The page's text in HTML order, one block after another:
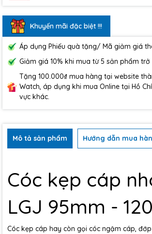
Khuyến mãi đặc biệt !!!
Áp dụng Phiếu quà tặng/ Mã giảm giá
Giảm giá 10% khi mua từ 5 sản phẩm trở
Tặng 100.000₫ mua hàng tại website
Watch, áp dụng khi mua Online tại Hồ
vực khác.
Mô tả sản phẩm Hướng dẫn mua
Cóc kẹp cáp
LGJ 95mm -
Cóc kẹp cáp hay còn gọi cóc ngậm cáp, đ